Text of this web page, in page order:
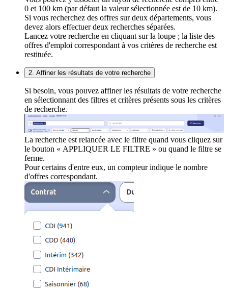
0 et 100 km (par défaut la valeur sélectionnée est de 10 km).
Si vous recherchez des offres sur deux départements, vous
devez alors effectuer deux recherches séparées.
Lancez votre recherche en cliquant sur la loupe ; la liste des
offres d'emploi correspondant à vos critères de recherche est
restituée.
2. Affiner les résultats de votre recherche
Si besoin, vous pouvez affiner les résultats de votre recherche
en sélectionnant des filtres et critères présents sous les critères
de recherche.
La recherche est relancée avec le filtre quand vous cliquez sur
le bouton « APPLIQUER LE FILTRE » ou quand le filtre se
ferme.
Pour certains d'entre eux, un compteur indique le nombre
d'offres correspondant.